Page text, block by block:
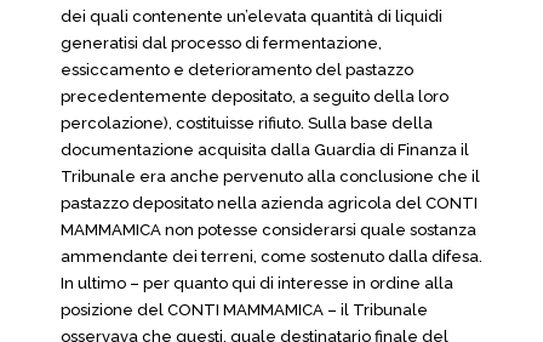
dei quali contenente un’elevata quantità di liquidi
generatisi dal processo di fermentazione,
essiccamento e deterioramento del pastazzo
precedentemente depositato, a seguito della loro
percolazione), costituisse rifiuto. Sulla base della
documentazione acquisita dalla Guardia di Finanza il
Tribunale era anche pervenuto alla conclusione che il
pastazzo depositato nella azienda agricola del CONTI
MAMMAMICA non potesse considerarsi quale sostanza
ammendante dei terreni, come sostenuto dalla difesa.
In ultimo – per quanto qui di interesse in ordine alla
posizione del CONTI MAMMAMICA – il Tribunale
osservava che questi, quale destinatario finale del